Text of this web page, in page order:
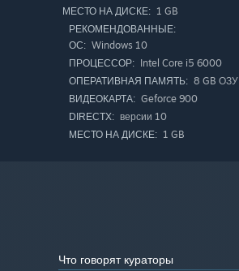
МЕСТО НА ДИСКЕ: 1 GB
РЕКОМЕНДОВАННЫЕ:
ОС: Windows 10
ПРОЦЕССОР: Intel Core i5 6000
ОПЕРАТИВНАЯ ПАМЯТЬ: 8 GB ОЗУ
ВИДЕОКАРТА: Geforce 900
DIRECTX: версии 10
МЕСТО НА ДИСКЕ: 1 GB
Что говорят кураторы